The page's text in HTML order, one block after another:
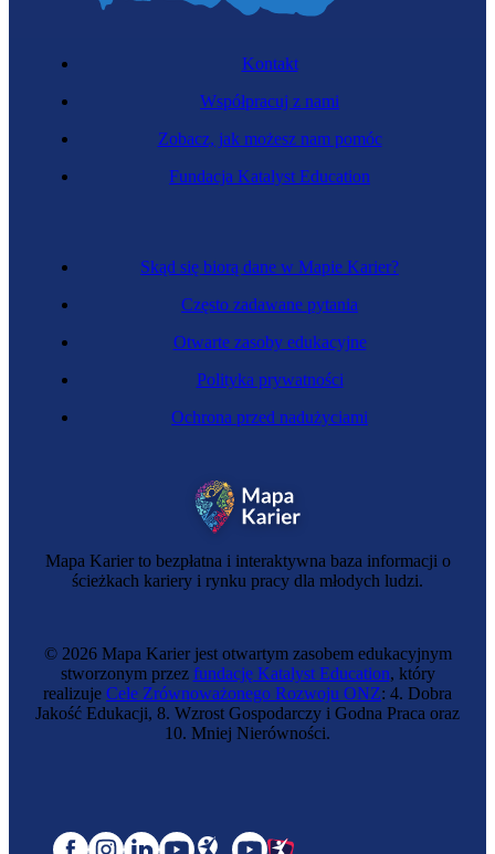
Mapa Karier to bezpłatna i interaktywna baza informacji o
ścieżkach kariery i rynku pracy dla młodych ludzi.
Skąd się biorą dane w Mapie Karier?
Często zadawane pytania
Otwarte zasoby edukacyjne
Polityka prywatności
Ochrona przed nadużyciami
Kontakt
Współpracuj z nami
Zobacz, jak możesz nam pomóc
Fundacja Katalyst Education
© 2026 Mapa Karier jest otwartym zasobem edukacyjnym
stworzonym przez fundację Katalyst Education, który
realizuje Cele Zrównoważonego Rozwoju ONZ: 4. Dobra
Jakość Edukacji, 8. Wzrost Gospodarczy i Godna Praca oraz
10. Mniej Nierówności.